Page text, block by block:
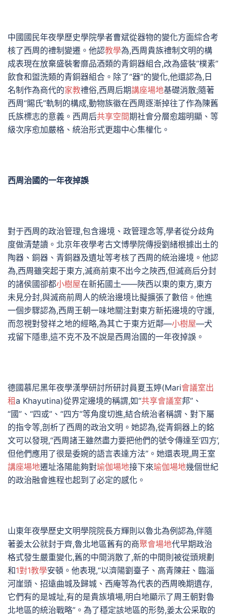
中國國民年夜學歷史學院學者曹斌從器物的變化方面綜合考
核了西周的禮制變遷。他認教學為,西周貴族禮制文明的構
成表現在放棄盛裝奢靡品酒類的青銅器組合,改為盛裝“樸素”
飲食和盥洗類的青銅器組合。除了“器”的變化,他還認為,日
名制作為商代的家教禮俗,西周后期講座場地基礎消散;隨著
西周“賜氏”軌制的構成,動物族徽在西周逐漸掉往了作為陳舊
氏族標志的意義。西周后共享空間期社會分層愈趨明顯、等
級次序愈加嚴格、統治形式更趨中心集權化。
西周治國的一年夜掉誤
對于西周的政治管理,包含邊境、政管理念等,學者從分歧角
度做清楚讀。北京年夜學考古文博學院傳授劉緒根據出土的
陶器、銅器、青銅器及遺址等考核了西周的統治邊境。他認
為,西周雖突起于東方,滅商前東不出今之陜西,但滅商后分封
的諸侯國卻都小樹屋在新拓國土——陜西以東的東方,東方
未見分封,與滅商前周人的統治邊境比擬擴張了數倍。他進
一個步驟認為,西周王朝一味地關注對東方新拓邊境的守護,
而忽視對發祥之地的經略,為其亡于東方近鄰—小樹屋—犬
戎留下隱患,這不克不及不說是西周治國的一年夜掉誤。
德國慕尼黑年夜學漢學研討所研討員夏玉婷(Mari會議室出
租a Khayutina)從界定邊境的稱謂,如“共享會議室邦”、
“國”、“四或”、“四方”等角度切進,結合統治者稱謂、對下屬
的指令等,剖析了西周的政治文明。她認為,從青銅器上的銘
文可以發現,“西周諸王雖然盡力要把他們的號令傳達至‘四方’,
但他們應用了很是委婉的語言表達方法”。她還表現,周王室
講座場地遷址洛陽能夠對瑜伽場地接下來瑜伽場地幾個世紀
的政治融會進程也起到了必定的感化。
山東年夜學歷史文明學院院長方輝則以魯北為例認為,伴隨
著姜太公就封于齊,魯北地區舊有的商聚會場地代早期政治
格式發生嚴重變化,舊的中間消散了,新的中間則被從頭規劃
和1對1教學安頓。他表現,“以濟陽劉臺子、高青陳莊、臨淄
河崖頭、招遠曲城及歸城、西庵等為代表的西周晚期遺存,
它們有的是城址,有的是貴族墳場,明白地顯示了周王朝對魯
北地區的統治戰略”。為了穩定該地區的形勢,姜太公采取的